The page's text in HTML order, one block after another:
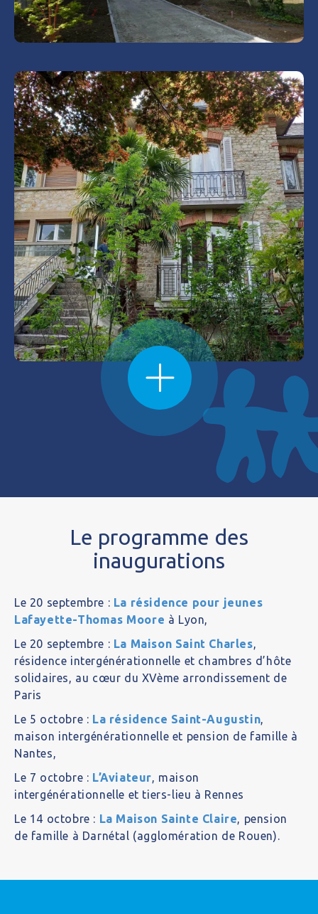
Le programme des
inaugurations
Le 20 septembre : La résidence pour jeunes
Lafayette-Thomas Moore à Lyon,
Le 20 septembre : La Maison Saint Charles,
résidence intergénérationnelle et chambres d’hôte
solidaires, au cœur du XVème arrondissement de
Paris
Le 5 octobre : La résidence Saint-Augustin,
maison intergénérationnelle et pension de famille à
Nantes,
Le 7 octobre : L’Aviateur, maison
intergénérationnelle et tiers-lieu à Rennes
Le 14 octobre : La Maison Sainte Claire, pension
de famille à Darnétal (agglomération de Rouen).